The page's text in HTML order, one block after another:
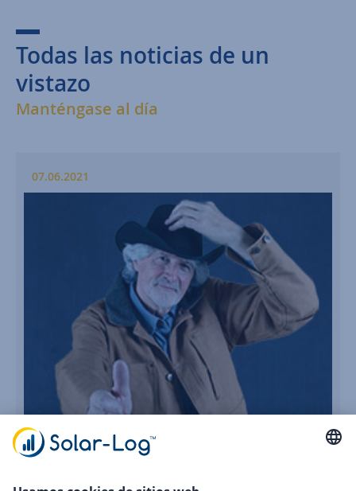
Todas las noticias de un
vistazo
Manténgase al día
07.06.2021
Solare Datensysteme GmbH se convierte